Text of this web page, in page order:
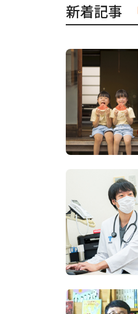
新着記事